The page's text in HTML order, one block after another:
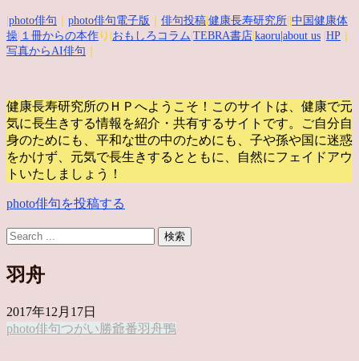
photo俳句 photo俳句電子版 俳句投稿 健康長寿研究所 中国健康体
操 １冊からの本作 り| おもしろコラム TEBRA書店 kaoru |about us HP
写真からAI俳句
健康長寿研究所のＨＰへようこそ！このサイトは、健康で元
気に長生きする情報を紹介・共有するサイトです。
ご自分自
身のためにも、平和な世の中のためにも、子や孫や国に迷惑
をかけず、元気で長生きするとともに、自然にフェイドアウ
トいたしましょう！
photo俳句を投稿する
羽舟
2017年12月17日
photo俳句つがい 勝爺番羽舟鴨